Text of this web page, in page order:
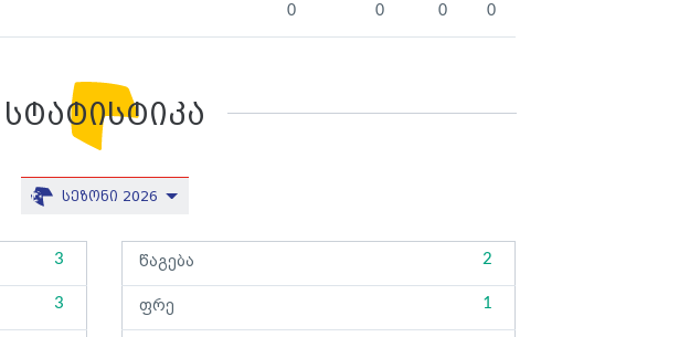
0 0 0 0
სტატისტიკა
სეზონი 2026
3
3
წაგება 2
ფრე 1